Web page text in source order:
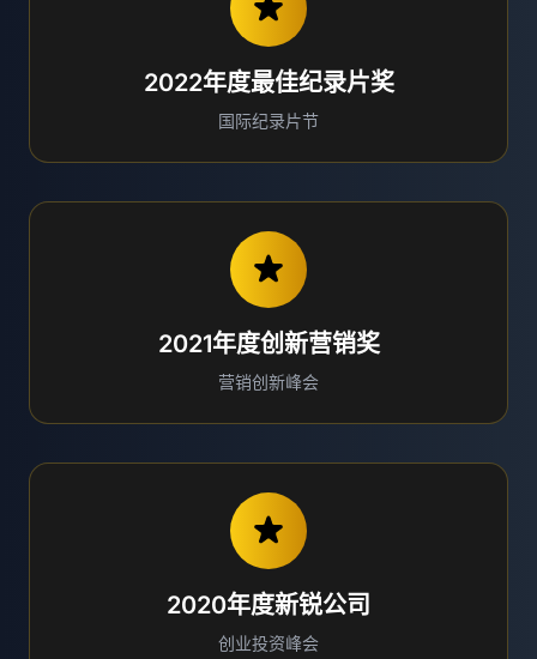
2022年度最佳纪录片奖
国际纪录片节
2021年度创新营销奖
营销创新峰会
2020年度新锐公司
创业投资峰会